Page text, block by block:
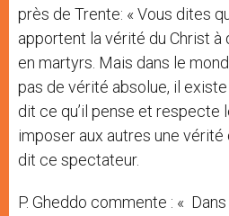
près de Trente: « Vous dites
apportent la vérité du Christ à
en martyrs. Mais dans le
pas de vérité absolue, il
dit ce qu’il pense et respecte
imposer aux autres une vérité
dit ce spectateur.
P. Gheddo commente : «